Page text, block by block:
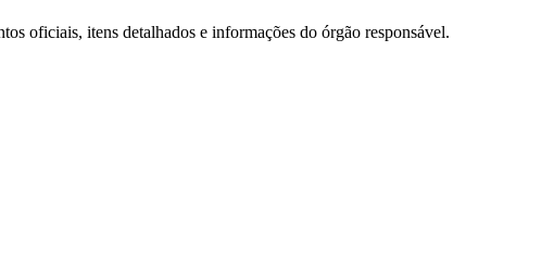
oficiais, itens detalhados e informações do órgão responsável.